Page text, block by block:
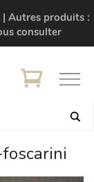
Autres produits :
consulter